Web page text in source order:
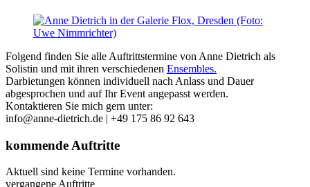
Folgend finden Sie alle Auftrittstermine von Anne Dietrich als
Solistin und mit ihren verschiedenen Ensembles.
Darbietungen können individuell nach Anlass und Dauer
abgesprochen und auf Ihr Event angepasst werden.
Kontaktieren Sie mich gern unter:
info@anne-dietrich.de | +49 175 86 92 643
kommende Auftritte
Aktuell sind keine Termine vorhanden.
vergangene Auftritte